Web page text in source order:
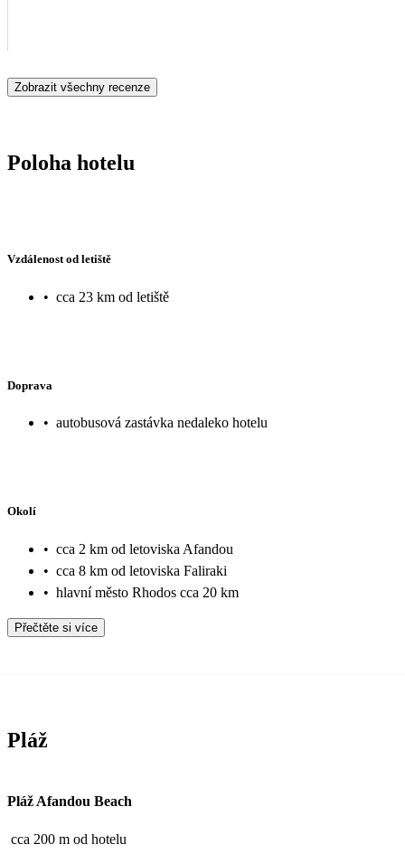
Zobrazit všechny recenze
Poloha hotelu
Vzdálenost od letiště
• cca 23 km od letiště
Doprava
• autobusová zastávka nedaleko hotelu
Okolí
• cca 2 km od letoviska Afandou
• cca 8 km od letoviska Faliraki
• hlavní město Rhodos cca 20 km
Přečtěte si více
Pláž
Pláž Afandou Beach
cca 200 m od hotelu